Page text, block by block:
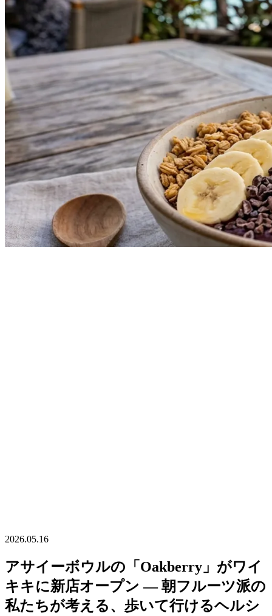
2026.05.16
アサイーボウルの「Oakberry」がワイ
キキに新店オープン ― 朝フルーツ派の
私たちが考える、歩いて行けるヘルシ